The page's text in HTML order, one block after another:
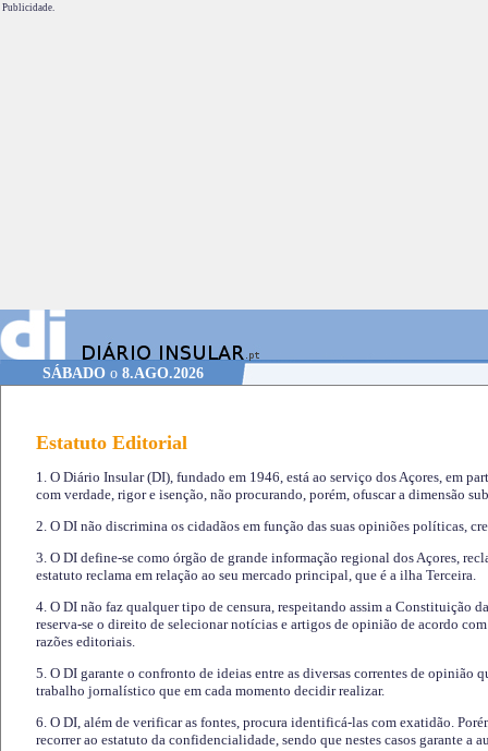
Publicidade.
SÁBADOo 8.AGO.2026
Estatuto Editorial
1. O Diário Insular (DI), fundado em 1946, está ao serviço dos Açores, em
com verdade, rigor e isenção, não procurando, porém, ofuscar a dimensão
2. O DI não discrimina os cidadãos em função das suas opiniões políticas,
3. O DI define-se como órgão de grande informação regional dos Açores,
estatuto reclama em relação ao seu mercado principal, que é a ilha Terceira.
4. O DI não faz qualquer tipo de censura, respeitando assim a Constituição
reserva-se o direito de selecionar notícias e artigos de opinião de acordo
razões editoriais.
5. O DI garante o confronto de ideias entre as diversas correntes de opinião
trabalho jornalístico que em cada momento decidir realizar.
6. O DI, além de verificar as fontes, procura identificá-las com exatidão.
recorrer ao estatuto da confidencialidade, sendo que nestes casos garante a